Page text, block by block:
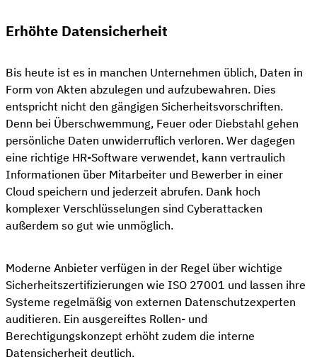
Erhöhte Datensicherheit
Bis heute ist es in manchen Unternehmen üblich, Daten in
Form von Akten abzulegen und aufzubewahren. Dies
entspricht nicht den gängigen Sicherheitsvorschriften.
Denn bei Überschwemmung, Feuer oder Diebstahl gehen
persönliche Daten unwiderruflich verloren. Wer dagegen
eine richtige HR-Software verwendet, kann vertraulich
Informationen über Mitarbeiter und Bewerber in einer
Cloud speichern und jederzeit abrufen. Dank hoch
komplexer Verschlüsselungen sind Cyberattacken
außerdem so gut wie unmöglich.
Moderne Anbieter verfügen in der Regel über wichtige
Sicherheitszertifizierungen wie ISO 27001 und lassen ihre
Systeme regelmäßig von externen Datenschutzexperten
auditieren. Ein ausgereiftes Rollen- und
Berechtigungskonzept erhöht zudem die interne
Datensicherheit deutlich.